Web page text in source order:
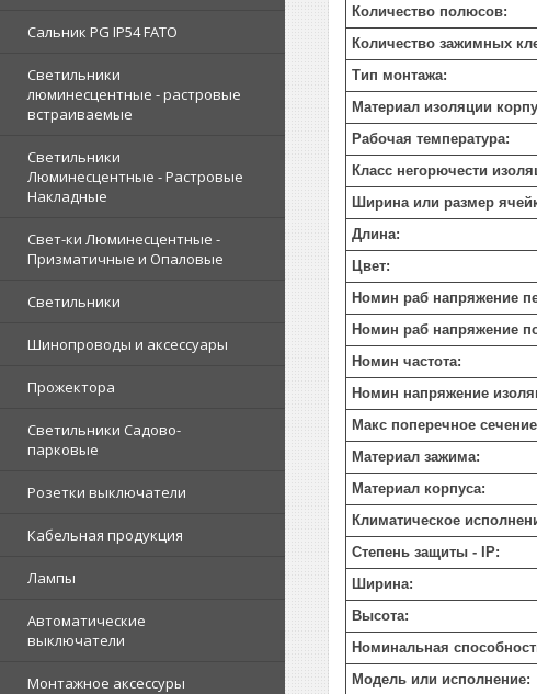
Сальник PG IP54 FATO
Светильники
люминесцентные - растровые
встраиваемые
Светильники
Люминесцентные - Растровые
Накладные
Свет-ки Люминесцентные -
Призматичные и Опаловые
Светильники
Шинопроводы и аксессуары
Прожектора
Светильники Садово-
парковые
Розетки выключатели
Кабельная продукция
Лампы
Автоматические
выключатели
Монтажное аксессуры
Количество полюсов:
Количество зажимных
Тип монтажа:
Материал изоляции
Рабочая температура:
Класс негорючести
Ширина или размер
Длина:
Цвет:
Номин раб напряжение
Номин раб напряжение
Номин частота:
Номин напряжение
Макс поперечное
Материал зажима:
Материал корпуса:
Климатическое
Степень защиты - IP:
Ширина:
Высота:
Номинальная
Модель или исполнение: